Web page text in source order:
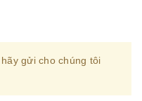
gửi cho chúng tôi